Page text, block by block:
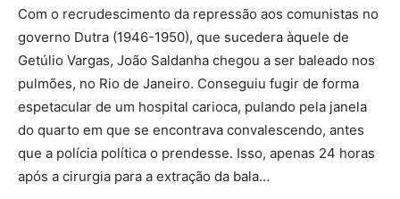
Com o recrudescimento da repressão aos comunistas no
governo Dutra (1946-1950), que sucedera àquele de
Getúlio Vargas, João Saldanha chegou a ser baleado nos
pulmões, no Rio de Janeiro. Conseguiu fugir de forma
espetacular de um hospital carioca, pulando pela janela
do quarto em que se encontrava convalescendo, antes
que a polícia política o prendesse. Isso, apenas 24 horas
após a cirurgia para a extração da bala…